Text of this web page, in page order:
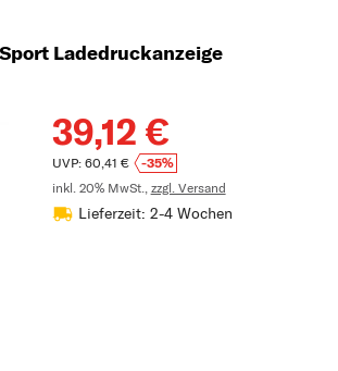
Ladedruckanzeige
39,12 €
UVP: 60,41 €
-35%
inkl. 20% MwSt., zzgl. Versand
Lieferzeit: 2-4 Wochen